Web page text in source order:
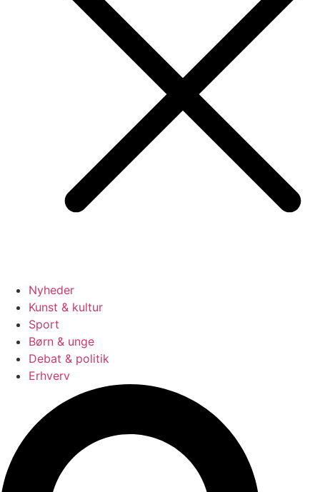
Nyheder
Kunst & kultur
Sport
Børn & unge
Debat & politik
Erhverv